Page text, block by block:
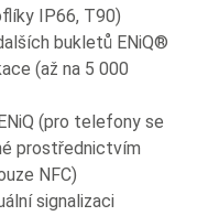
IP66, T90)
bukletů ENiQ®
(až na 5 000
(pro telefony se
prostřednictvím
NFC)
signalizaci